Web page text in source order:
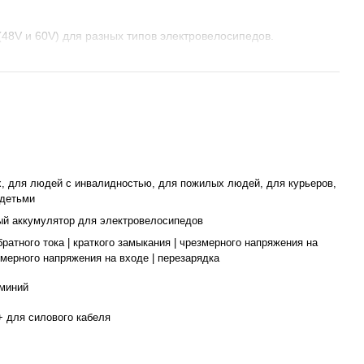
и 60V) для разных типов электровелосипедов.
и современные технологии гарантируют длительный срок
баланс между ценой и качеством, доступный каждому.
для людей с инвалидностью, для пожилых людей, для курьеров,
аккумулятор для электровелосипедов
тока | краткого замыкания | чрезмерного напряжения на
напряжения на входе | перезарядка
для силового кабеля